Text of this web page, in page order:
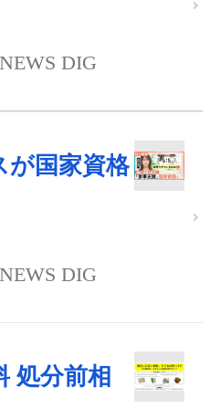
DIG
が国家資格
DIG
処分前相